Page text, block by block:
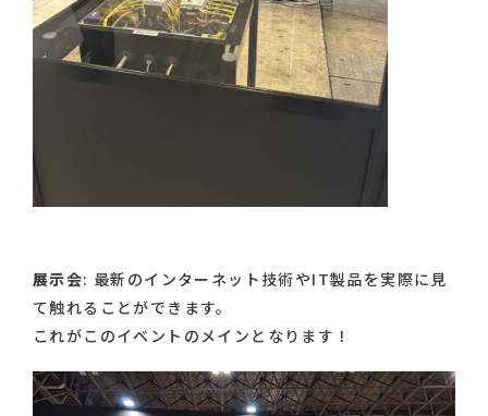
展示会: 最新のインターネット技術やIT製品を実際に見
て触れることができます。
これがこのイベントのメインとなります！